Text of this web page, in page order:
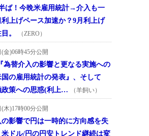
ば！今晩米雇用統計→介入も一
上げペース加速か？9月利上げ
。
（ZERO）
(金)06時45分公開
為替介入の影響と更なる実施への
の雇用統計の発表』、そして
政策への思惑(利上…
（羊飼い）
(木)17時00分公開
の影響で円は一時的に方向感を失
ドル/円の円安トレンド継続は変